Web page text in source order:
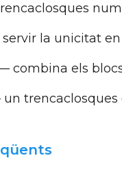
la unicitat
combina els
trencaclosques